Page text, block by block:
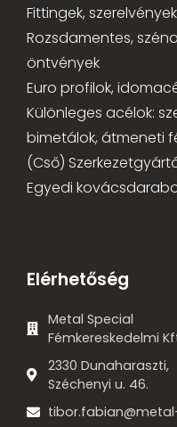
Fittingek, szerelvények
Rozsdamentes,
öntvények
Euro profilok,
Különleges acélok:
bimetálok, átmeneti
(Cső)
Egyedi
Elérhetőség
Metal Special
Fémkereskedelmi
2330 Dunaharaszti,
Széchenyi u. 46.